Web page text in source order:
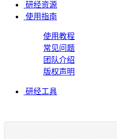
研经资源
使用指南
使用教程
常见问题
团队介绍
版权声明
研经工具